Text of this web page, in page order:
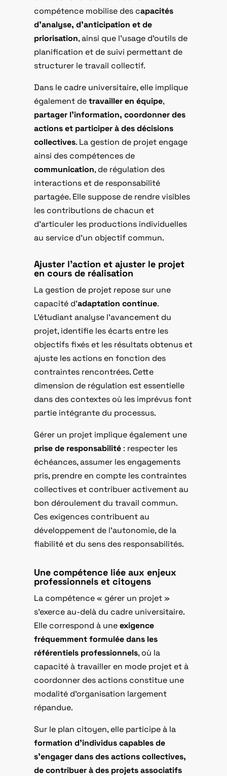
compétence mobilise des capacités
d’analyse, d’anticipation et de
priorisation, ainsi que l’usage d’outils de
planification et de suivi permettant de
structurer le travail collectif.
Dans le cadre universitaire, elle implique
également detravailler en équipe,
partager l’information, coordonner des
actions et participer à des décisions
collectives. La gestion de projet engage
ainsi des compétences de
communication, de régulation des
interactions et de responsabilité
partagée. Elle suppose de rendre visibles
les contributions de chacun et
d’articuler les productions individuelles
au service d’un objectif commun.
Ajuster l’action et ajuster le projet
en cours de réalisation
La gestion de projet repose sur une
capacité d’adaptation continue.
L’étudiant analyse l’avancement du
projet, identifie les écarts entre les
objectifs fixés et les résultats obtenus et
ajuste les actions en fonction des
contraintes rencontrées. Cette
dimension de régulation est essentielle
dans des contextes où les imprévus font
partie intégrante du processus.
Gérer un projet implique également une
prise de responsabilité : respecter les
échéances, assumer les engagements
pris, prendre en compte les contraintes
collectives et contribuer activement au
bon déroulement du travail commun.
Ces exigences contribuent au
développement de l’autonomie, de la
fiabilité et du sens des responsabilités.
Une compétence liée aux enjeux
professionnels et citoyens
La compétence « gérer un projet »
s’exerce au-delà du cadre universitaire.
Elle correspond à uneexigence
fréquemment formulée dans les
référentiels professionnels, où la
capacité à travailler en mode projet et à
coordonner des actions constitue une
modalité d’organisation largement
répandue.
Sur le plan citoyen, elle participe à la
formation d’individus capables de
s’engager dans des actions collectives,
de contribuer à des projets associatifs